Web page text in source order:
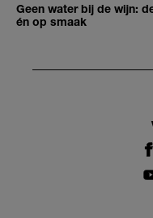
Geen water bij de wijn:
én op smaak